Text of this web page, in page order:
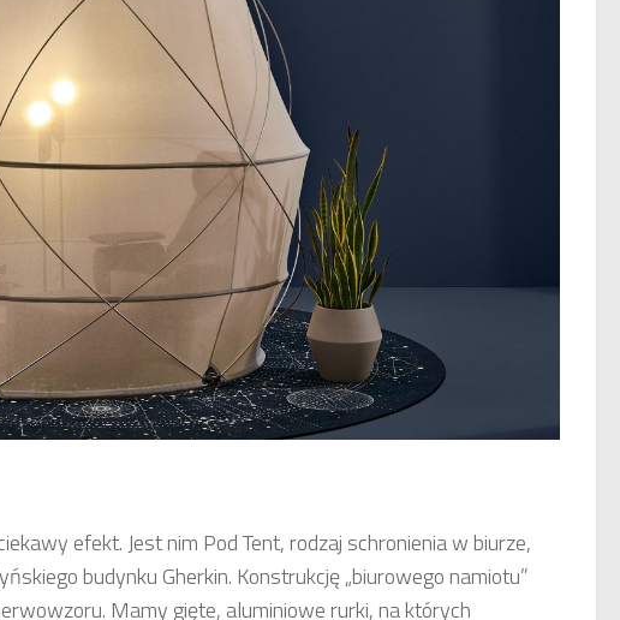
efekt. Jest nim Pod Tent, rodzaj schronienia w biurze,
budynku Gherkin. Konstrukcję „biurowego namiotu”
Mamy gięte, aluminiowe rurki, na których